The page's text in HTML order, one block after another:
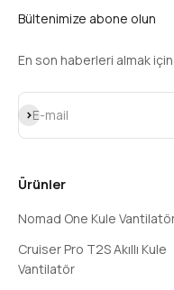
Bültenimize abone olun
En son haberleri almak
E-mail
Subscribe
Ürünler
Nomad One Kule
Cruiser Pro T2S Akıllı Kule
Vantilatör